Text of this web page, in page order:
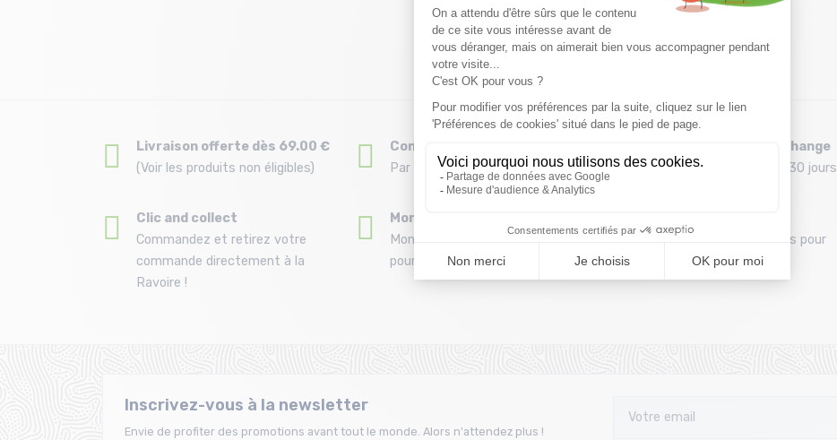
Livraison offerte dès 69.00 €
(Voir les produits non éligibles)
Conseils
Par téléphone au 04 79 72 59 69
Remboursement et échange
Délai de rétractation de 30 jours
Clic and collect
Commandez et retirez votre
commande directement à la
Ravoire !
Montage de vos skis
Montage gratuit des fixations
pour l’achat d'un pack
Une équipe de passionnés pour
vous conseiller
Inscrivez-vous à la newsletter
Envie de profiter des promotions avant tout le monde. Alors n'attendez plus !